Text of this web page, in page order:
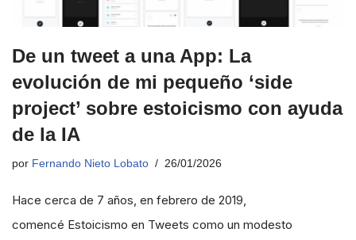
De un tweet a una App: La
evolución de mi pequeño ‘side
project’ sobre estoicismo con ayuda
de la IA
por Fernando Nieto Lobato 26/01/2026
Hace cerca de 7 años, en febrero de 2019,
comencé Estoicismo en Tweets como un modesto